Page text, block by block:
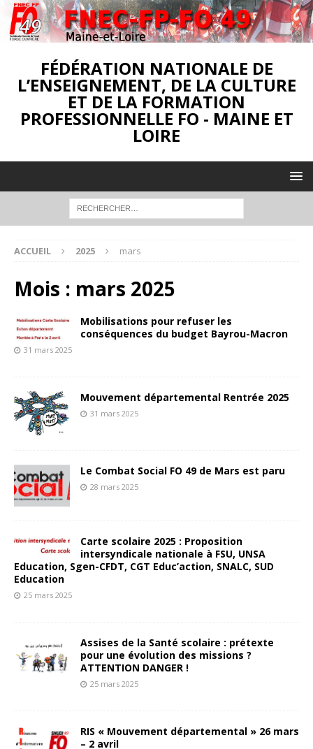
FÉDÉRATION NATIONALE DE
L’ENSEIGNEMENT, DE LA CULTURE
ET DE LA FORMATION
PROFESSIONNELLE FO - MAINE ET
LOIRE
ACCUEIL 2025 mars
Mois : mars 2025
Mobilisations pour refuser les
conséquences du budget Bayrou-Macron
31 mars 2025
Mouvement départemental Rentrée 2025
31 mars 2025
Le Combat Social FO 49 de Mars est paru
28 mars 2025
Carte scolaire 2025 : Proposition
intersyndicale nationale à FSU, UNSA
Education, Sgen-CFDT, CGT Educ’action, SNALC, SUD
Education
25 mars 2025
Assises de la Santé scolaire : prétexte
pour une évolution des missions ?
ATTENTION DANGER !
25 mars 2025
RIS « Mouvement départemental » 26 mars
– 2 avril